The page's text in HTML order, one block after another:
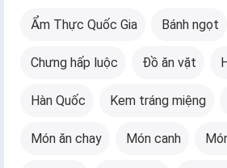
Ẩm Thực Quốc Gia Bánh ngọt
Chưng hấp luộc Đồ ăn vặt
Hàn Quốc Kem tráng miệng
Món ăn chay Món canh